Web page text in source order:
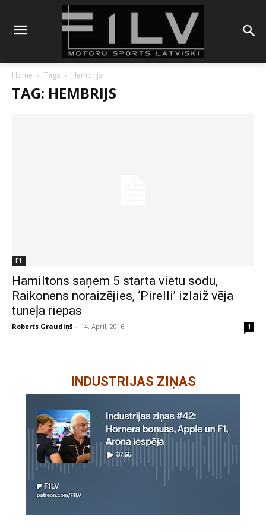
Home Tags Hembrijs
TAG: HEMBRIJS
F1
Hamiltons saņem 5 starta vietu sodu,
Raikonens noraizējies, ‘Pirelli’ izlaiž vēja
tuneļa riepas
Roberts Graudiņš - 14. April, 2016 1
INDUSTRIJAS ZIŅAS